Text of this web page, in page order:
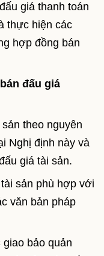
giá thanh toán
thực hiện các
hợp đồng bán
đấu giá
theo nguyên
Nghị định này và
giá tài sản.
sản phù hợp với
văn bản pháp
bảo quản